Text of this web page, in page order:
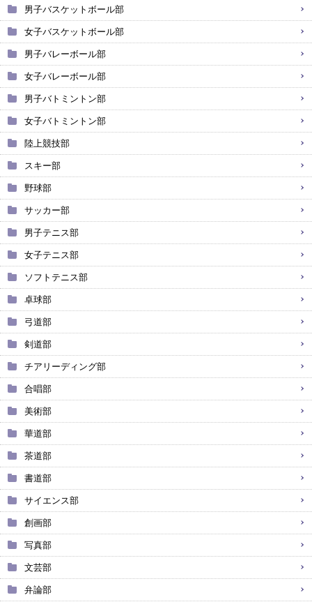
男子バスケットボール部
女子バスケットボール部
男子バレーボール部
女子バレーボール部
男子バトミントン部
女子バトミントン部
陸上競技部
スキー部
野球部
サッカー部
男子テニス部
女子テニス部
ソフトテニス部
卓球部
弓道部
剣道部
チアリーディング部
合唱部
美術部
華道部
茶道部
書道部
サイエンス部
創画部
写真部
文芸部
弁論部